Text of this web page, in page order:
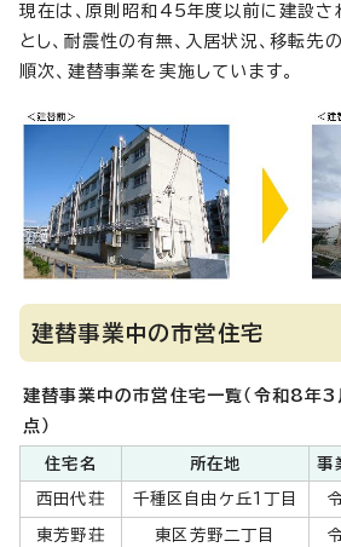
現在は、原則昭和45年度以前に建設さ
とし、耐震性の有無、入居状況、移転先
順次、建替事業を実施しています。
建替事業中の市営住宅
建替事業中の市営住宅一覧（令和8年
点）
住宅名 所在地 事
西田代荘 千種区自由ケ丘1丁目
東芳野荘 東区芳野二丁目